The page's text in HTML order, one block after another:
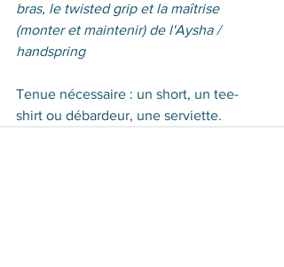
bras, le twisted grip et la maîtrise
(monter et maintenir) de l'Aysha /
handspring
Tenue nécessaire : un short, un tee-
shirt ou débardeur, une serviette.